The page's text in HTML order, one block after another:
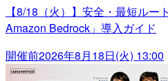
【8/18（火）】安全・最短ル
Amazon Bedrock」導入ガイド
開催前2026年8月18日(火) 13:00